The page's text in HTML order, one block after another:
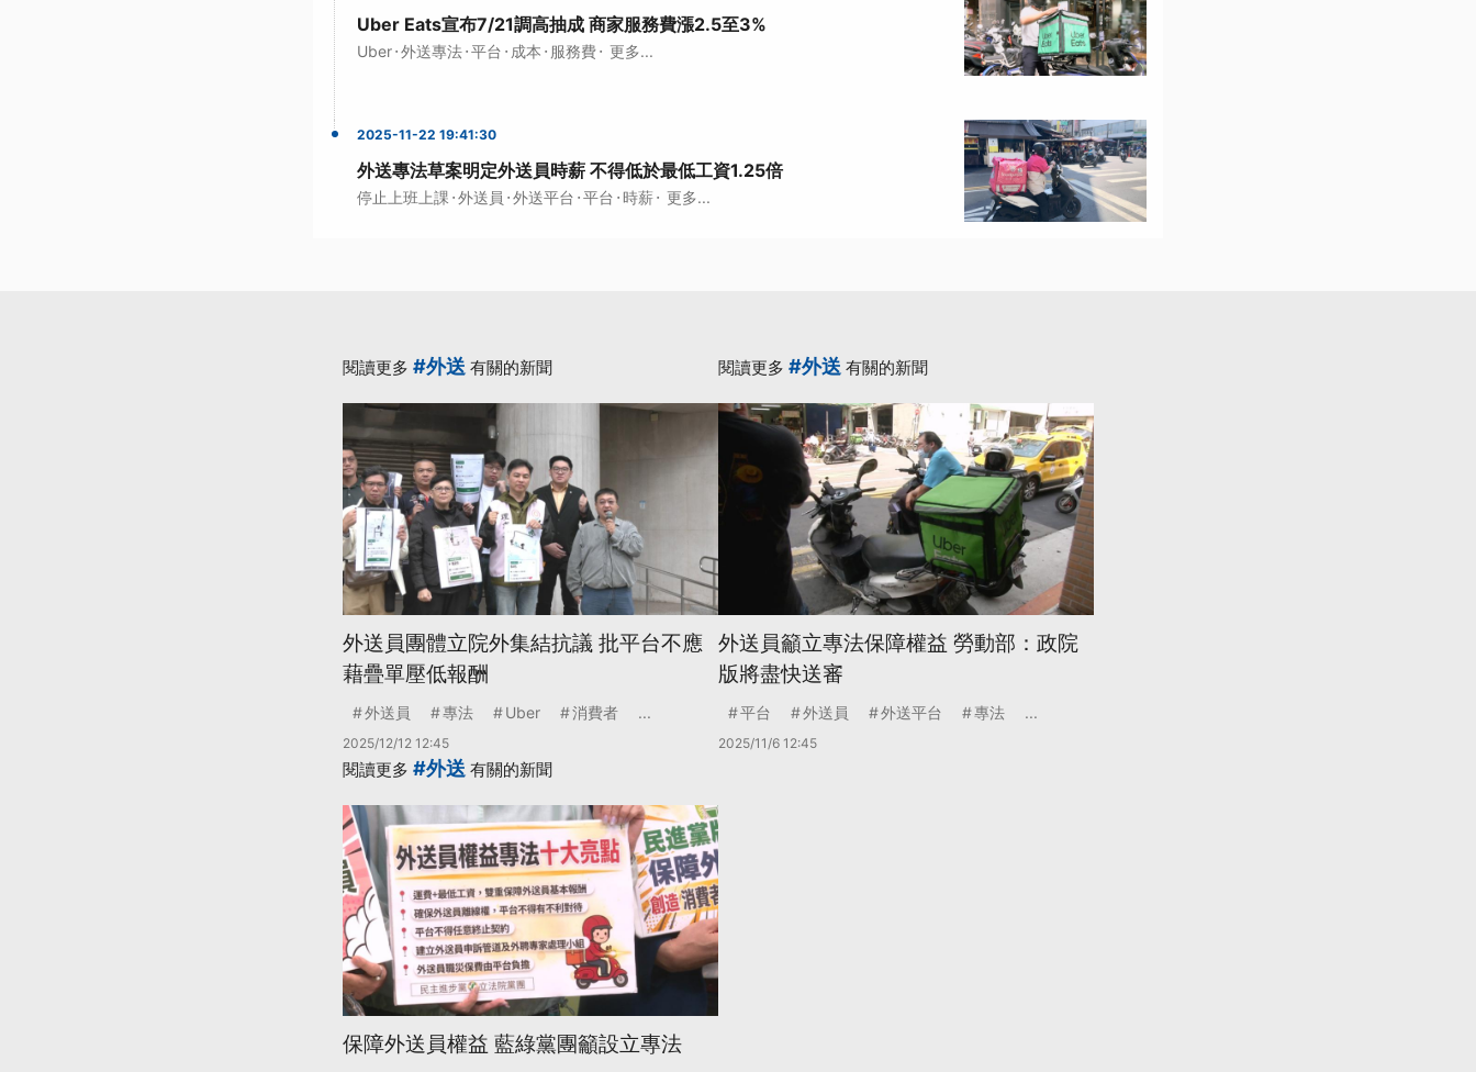
Uber Eats宣布7/21調高抽成 商家服務費漲2.5至3%
Uber·外送專法·平台 · 成本 · 服務費· 更多...
2025-11-22 19:41:30
外送專法草案明定外送員時薪 不得低於最低工資1.25倍
停止上班上課 ·外送員 ·外送平台 ·平台 ·時薪· 更多...
閱讀更多 #外送 有關的新聞
外送員團體立院外集結抗議 批平台不應
藉疊單壓低報酬
外送員 專法 Uber 消費者 ...
2025/12/12 12:45
閱讀更多 #外送 有關的新聞
外送員籲立專法保障權益 勞動部：政院
版將盡快送審
平台 外送員 外送平台 專法 ...
2025/11/6 12:45
閱讀更多 #外送 有關的新聞
保障外送員權益 藍綠黨團籲設立專法